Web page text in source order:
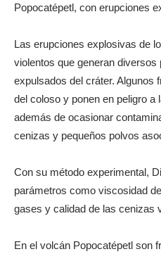
Popocatépetl, con erupciones
Las erupciones explosivas de
violentos que generan diversos
expulsados del cráter. Algunos
del coloso y ponen en peligro a
además de ocasionar
cenizas y pequeños polvos
Con su método experimental,
parámetros como viscosidad
gases y calidad de las cenizas
En el volcán Popocatépetl son